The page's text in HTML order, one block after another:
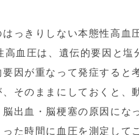
っきりしない本態性高血
血圧は、遺伝的要因と塩
因が重なって発症すると
そのままにしておくと、
出血・脳梗塞の原因にな
た時間に血圧を測定して